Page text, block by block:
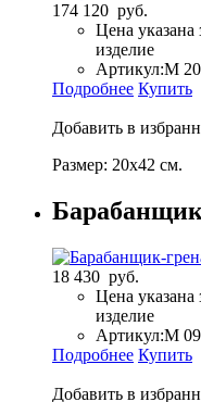
174 120 руб.
Цена указана
изделие
Артикул:M
Подробнее Купить
Добавить в
Размер: 20х42 см.
18 430 руб.
Цена указана
изделие
Артикул:M
Подробнее Купить
Добавить в